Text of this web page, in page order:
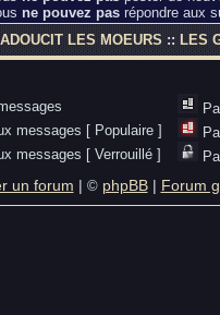
ne pouvez pas répondre aux
LES MOEURS::LES
messages [ Populaire ]
messages [ Verrouillé ]
un forum | © phpBB| Forum